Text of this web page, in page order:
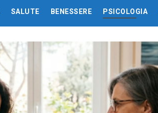
SALUTE BENESSERE PSICOLOGIA